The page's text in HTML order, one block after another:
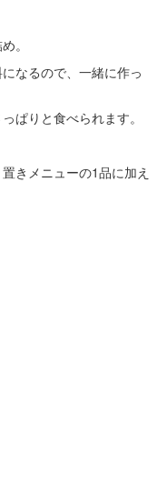
。
なるので、一緒に作っ
ぱりと食べられます。
きメニューの1品に加え